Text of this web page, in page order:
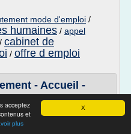
X
acceptez
et
plus
mode d'emploi /
humaines / appel
/ cabinet de
/ offre d emploi
- Accueil -